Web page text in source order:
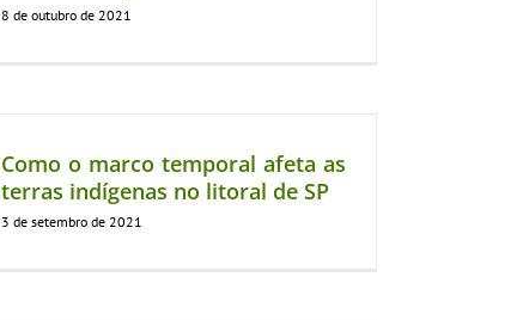
8 de outubro de 2021
Como o marco temporal afeta as
terras indígenas no litoral de SP
3 de setembro de 2021